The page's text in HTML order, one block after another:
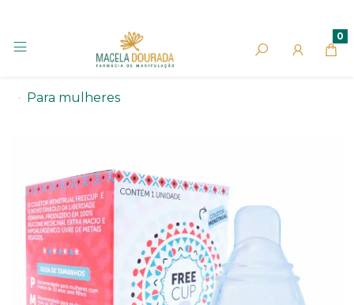
0
Para mulheres